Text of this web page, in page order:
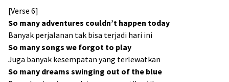
[Verse 6]
So many adventures couldn’t happen today
Banyak perjalanan tak bisa terjadi hari ini
So many songs we forgot to play
Juga banyak kesempatan yang terlewatkan
So many dreams swinging out of the blue